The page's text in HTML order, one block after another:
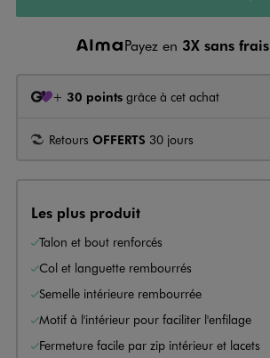
Payez en 3X sans frais
+ 30 points grâce à cet achat
Retours OFFERTS 30 jours
Les plus produit
Talon et bout renforcés
Col et languette rembourrés
Semelle intérieure rembourrée
Motif à l'intérieur pour faciliter l'enfilage
Fermeture facile par zip intérieur et lacets